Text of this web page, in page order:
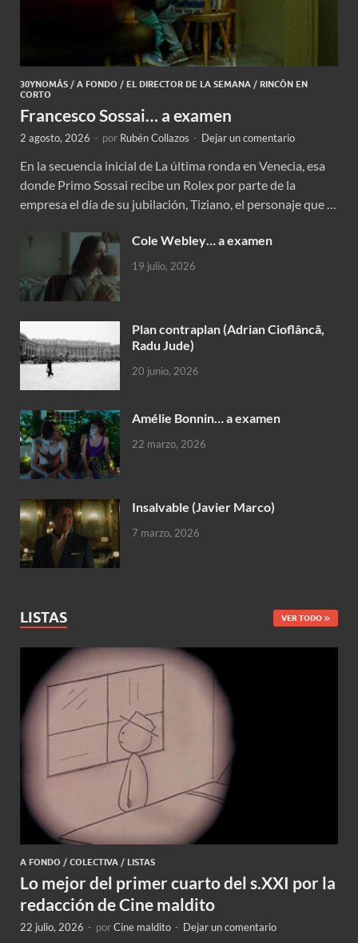
30YNOMÁS / A FONDO / EL DIRECTOR DE LA SEMANA / RINCÓN EN
CORTO
Francesco Sossai… a examen
2 agosto, 2026 - por Rubén Collazos - Dejar un comentario
En la secuencia inicial de La última ronda en Venecia, esa
donde Primo Sossai recibe un Rolex por parte de la
empresa el día de su jubilación, Tiziano, el personaje que …
Cole Webley… a examen
19 julio, 2026
Plan contraplan (Adrian Cioflâncã,
Radu Jude)
20 junio, 2026
Amélie Bonnin… a examen
22 marzo, 2026
Insalvable (Javier Marco)
7 marzo, 2026
LISTAS VER TODO
A FONDO / COLECTIVA / LISTAS
Lo mejor del primer cuarto del s.XXI por la
redacción de Cine maldito
22 julio, 2026 - porCine maldito - Dejar un comentario